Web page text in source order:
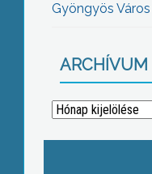
Gyöngyös
ARCHÍVUM
Archívum